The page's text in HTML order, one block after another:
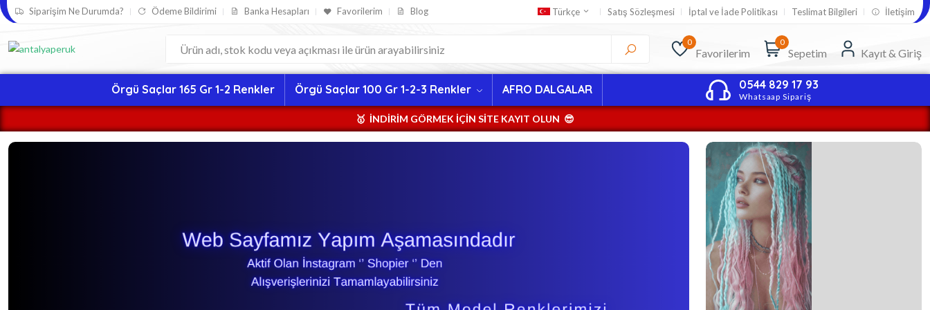
Siparişim Ne Durumda? Ödeme Bildirimi Banka Hesapları Favorilerim Blog Türkçe Satış Sözleşmesi İptal ve İade Politikası Teslimat Bilgileri İletişim
0
Favorilerim
0
Sepetim Kayıt & Giriş
Örgü Saçlar 165 Gr 1-2 Renkler Örgü Saçlar 100 Gr 1-2-3 Renkler AFRO DALGALAR 0544 829 17 93
Whatsaap Sipariş
🥇 İNDİRİM GÖRMEK İÇİN SİTE KAYIT OLUN 😎